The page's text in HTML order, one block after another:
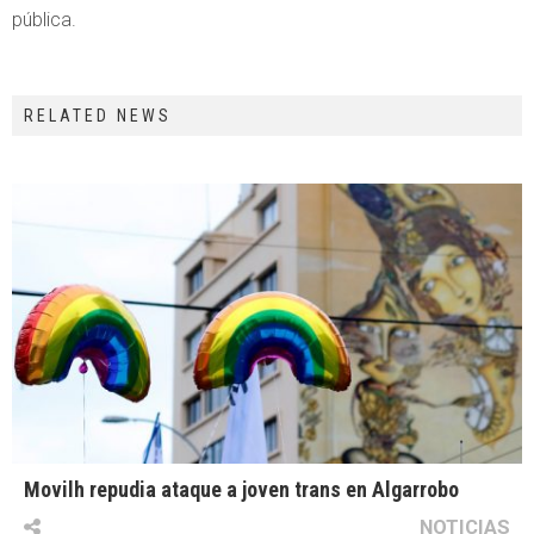
pública.
RELATED NEWS
Movilh repudia ataque a joven trans en Algarrobo
NOTICIAS